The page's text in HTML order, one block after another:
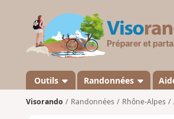
Outils Randonnées
Visorando Randonnées Rhône-Alpes